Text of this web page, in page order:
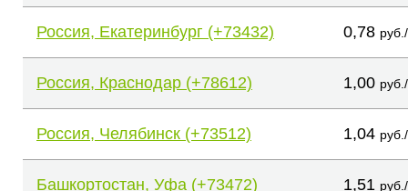
Россия, Екатеринбург (+73432) 0,78
Россия, Краснодар (+78612) 1,00
Россия, Челябинск (+73512) 1,04
Башкортостан, Уфа (+73472) 1,51